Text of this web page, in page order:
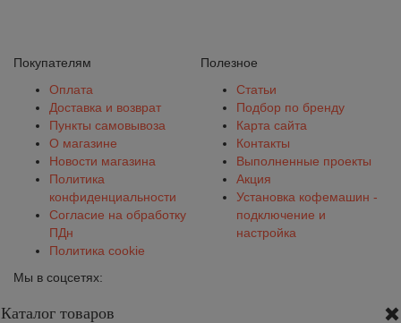
Покупателям
Оплата
Доставка и возврат
Пункты самовывоза
О магазине
Новости магазина
Политика
конфиденциальности
Согласие на обработку
ПДн
Политика cookie
Полезное
Статьи
Подбор по бренду
Карта сайта
Контакты
Выполненные проекты
Акция
Установка кофемашин -
подключение и
настройка
Мы в соцсетях:
Каталог товаров